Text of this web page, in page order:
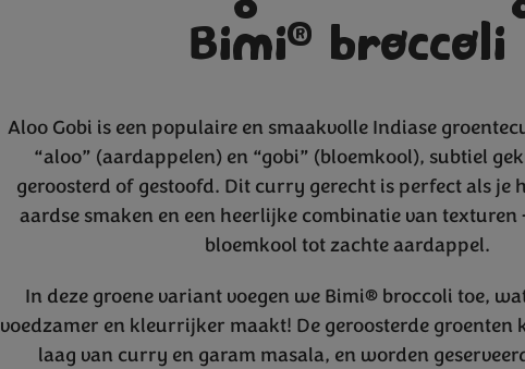
Bimi® broccoli
Aloo Gobi is een populaire en smaakvolle Indiase
“aloo” (aardappelen) en “gobi” (bloemkool), subtiel
geroosterd of gestoofd. Dit curry gerecht is perfect als je
aardse smaken en een heerlijke combinatie van
bloemkool tot zachte aardappel.
In deze groene variant voegen we Bimi® broccoli toe,
voedzamer en kleurrijker maakt! De geroosterde groenten
laag van curry en garam masala, en worden